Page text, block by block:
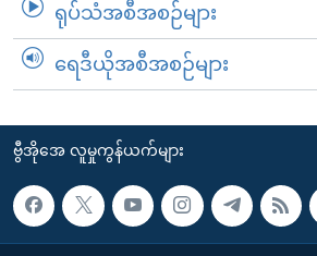
ရုပ်သံအစီအစဉ်များ
ရေဒီယိုအစီအစဉ်များ
ဗွီအိုအေ လူမှုကွန်ယက်များ